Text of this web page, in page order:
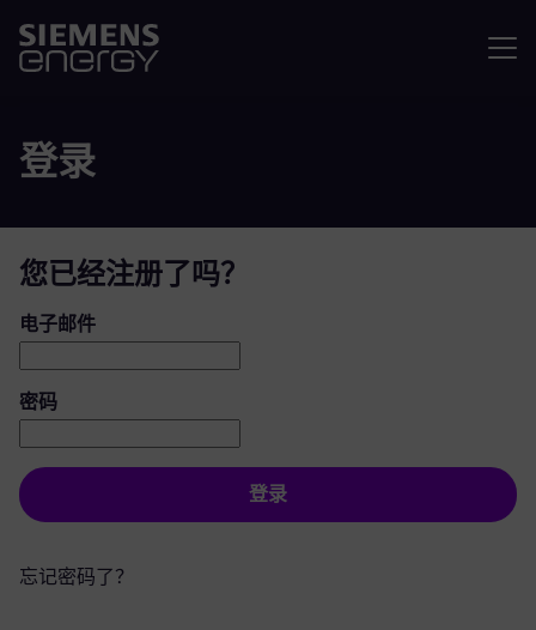
登录
您已经注册了吗？
登录：用户和密码
电子邮件
密码
登录
忘记密码了？